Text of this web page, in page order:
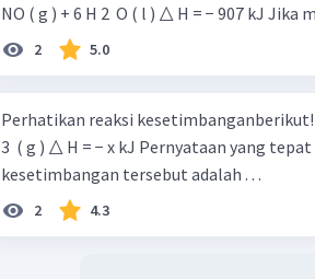
NO ( g ) + 6 H 2
2 5.0
Perhatikan reaksi kesetimbanganberikut! 2 SO 2 ​ ( g ) + O 2 ​ ( g ) ⇌ 2 SO
3 ​ ( g ) △ H = − x kJ Pernyataan yang tepat mengenai reaksi
kesetimbangan tersebut adalah . . .
2 4.3